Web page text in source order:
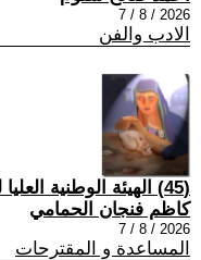
2026 / 8 / 7
الادب والفن
(45) الهيئة الوطنية العليا للإصلاح
كاظم فنجان الحمامي
2026 / 8 / 7
المساعدة و المقترحات